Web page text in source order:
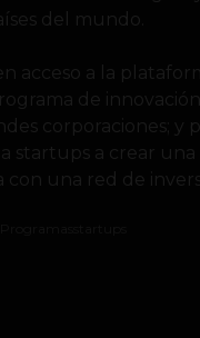
del mundo.
acceso a la
de
corporaciones; y
startups a crear una
una red de